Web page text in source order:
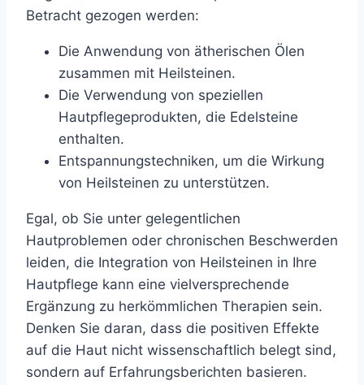
Betracht gezogen werden:
Die Anwendung von ätherischen Ölen
zusammen mit Heilsteinen.
Die Verwendung von speziellen
Hautpflegeprodukten, die Edelsteine
enthalten.
Entspannungstechniken, um die Wirkung
von Heilsteinen zu unterstützen.
Egal, ob Sie unter gelegentlichen
Hautproblemen oder chronischen Beschwerden
leiden, die Integration von Heilsteinen in Ihre
Hautpflege kann eine vielversprechende
Ergänzung zu herkömmlichen Therapien sein.
Denken Sie daran, dass die positiven Effekte
auf die Haut nicht wissenschaftlich belegt sind,
sondern auf Erfahrungsberichten basieren.